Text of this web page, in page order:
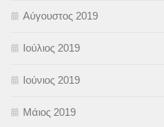
Αύγουστος 2019
Ιούλιος 2019
Ιούνιος 2019
Μάιος 2019